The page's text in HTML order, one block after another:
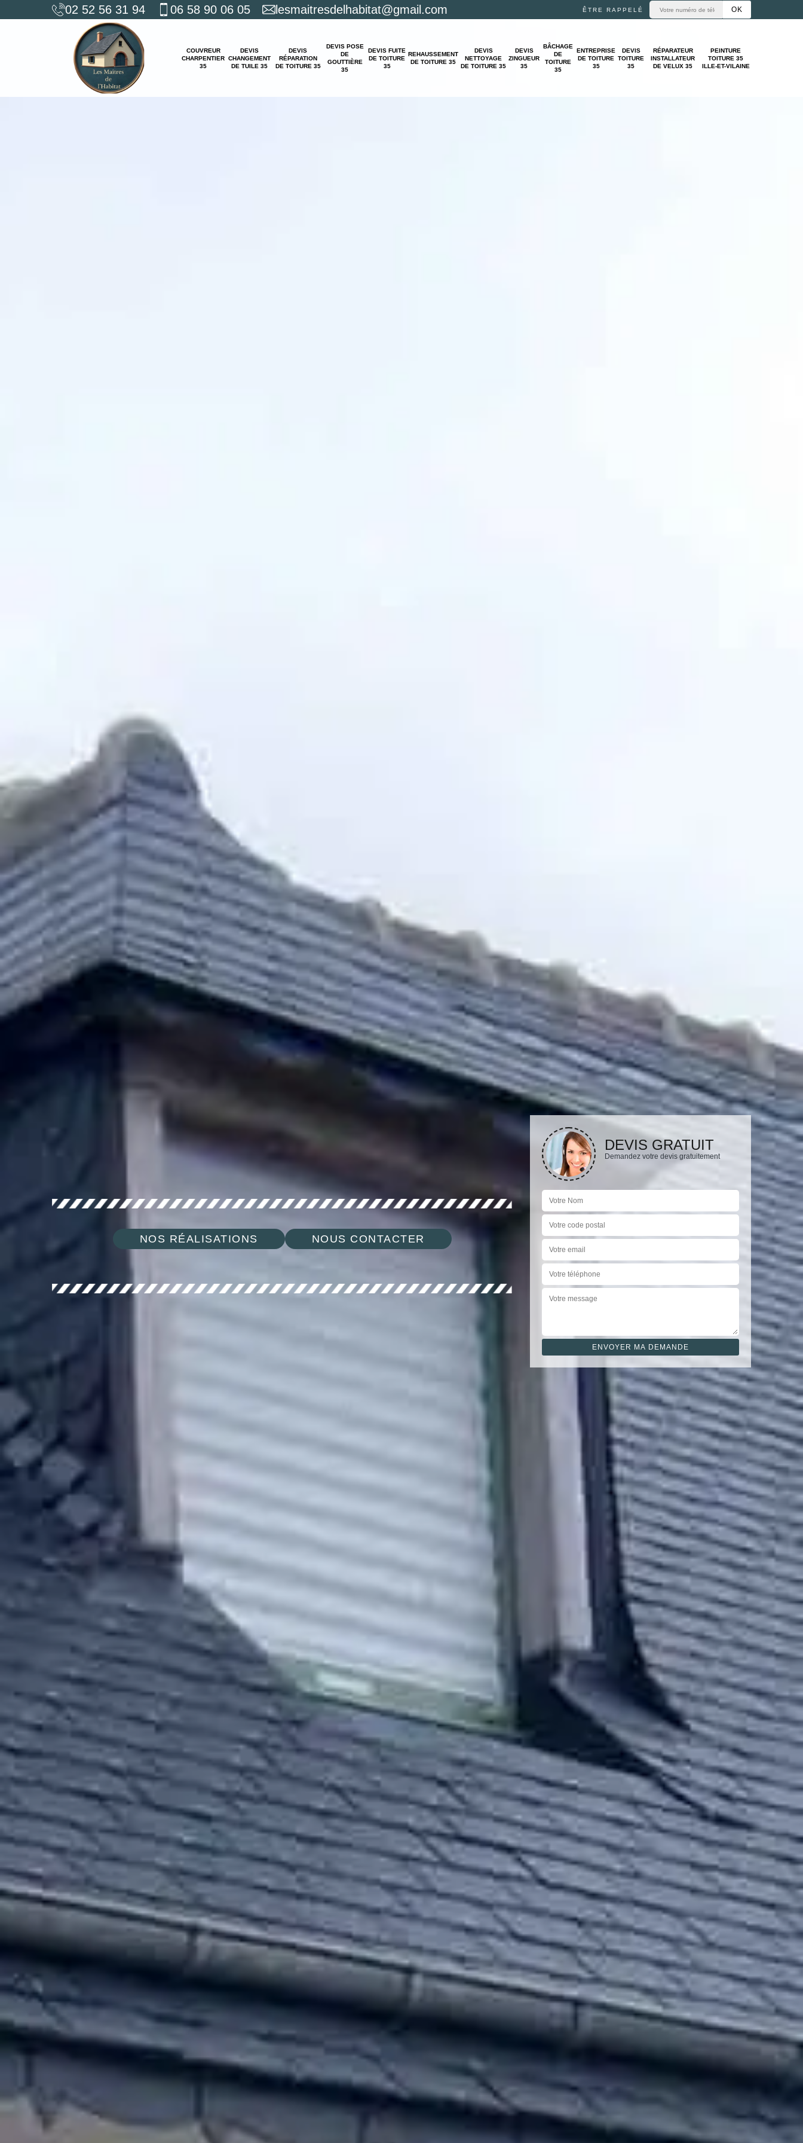
02 52 56 31 94 06 58 90 06 05 lesmaitresdelhabitat@gmail.com ÊTRE RAPPELÉ
COUVREUR
CHARPENTIER
35
DEVIS
CHANGEMENT
DE TUILE 35
DEVIS
RÉPARATION
DE TOITURE 35
DEVIS POSE
DE
GOUTTIÈRE
35
DEVIS FUITE
DE TOITURE
35
REHAUSSEMENT
DE TOITURE 35
DEVIS
NETTOYAGE
DE TOITURE 35
DEVIS
ZINGUEUR
35
BÂCHAGE
DE
TOITURE
35
ENTREPRISE
DE TOITURE
35
DEVIS
TOITURE
35
RÉPARATEUR
INSTALLATEUR
DE VELUX 35
PEINTURE
TOITURE 35
ILLE-ET-VILAINE
NOS RÉALISATIONS NOUS CONTACTER
DEVIS GRATUIT
Demandez votre devis gratuitement